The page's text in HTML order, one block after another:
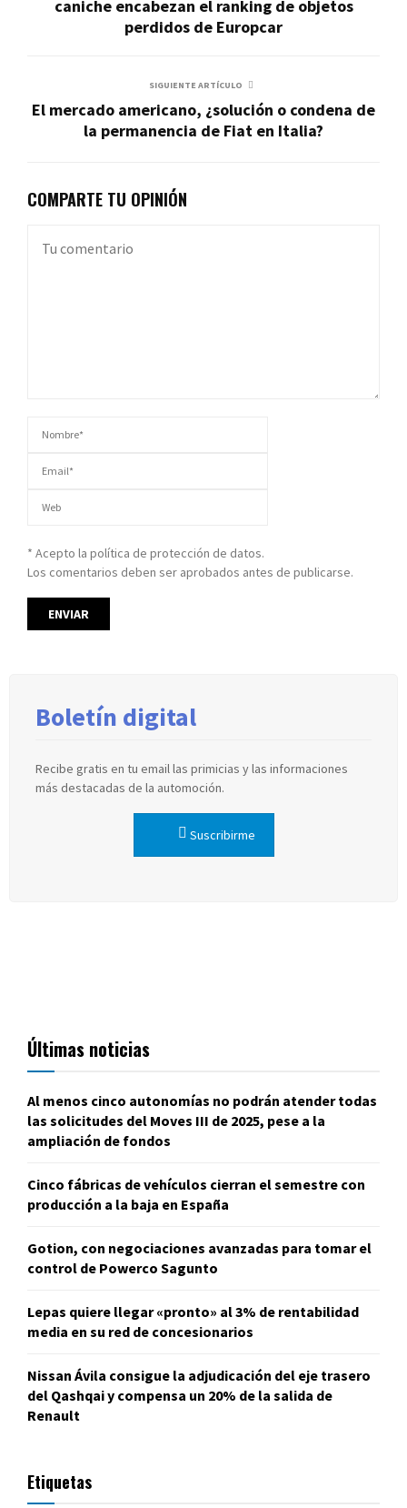
caniche encabezan el ranking de objetos
perdidos de Europcar
SIGUIENTE ARTÍCULO
El mercado americano, ¿solución o condena de
la permanencia de Fiat en Italia?
COMPARTE TU OPINIÓN
* Acepto la política de protección de datos.
Los comentarios deben ser aprobados antes de publicarse.
Boletín digital
Recibe gratis en tu email las primicias y las informaciones
más destacadas de la automoción.
Suscribirme
Últimas noticias
Al menos cinco autonomías no podrán atender todas
las solicitudes del Moves III de 2025, pese a la
ampliación de fondos
Cinco fábricas de vehículos cierran el semestre con
producción a la baja en España
Gotion, con negociaciones avanzadas para tomar el
control de Powerco Sagunto
Lepas quiere llegar «pronto» al 3% de rentabilidad
media en su red de concesionarios
Nissan Ávila consigue la adjudicación del eje trasero
del Qashqai y compensa un 20% de la salida de
Renault
Etiquetas